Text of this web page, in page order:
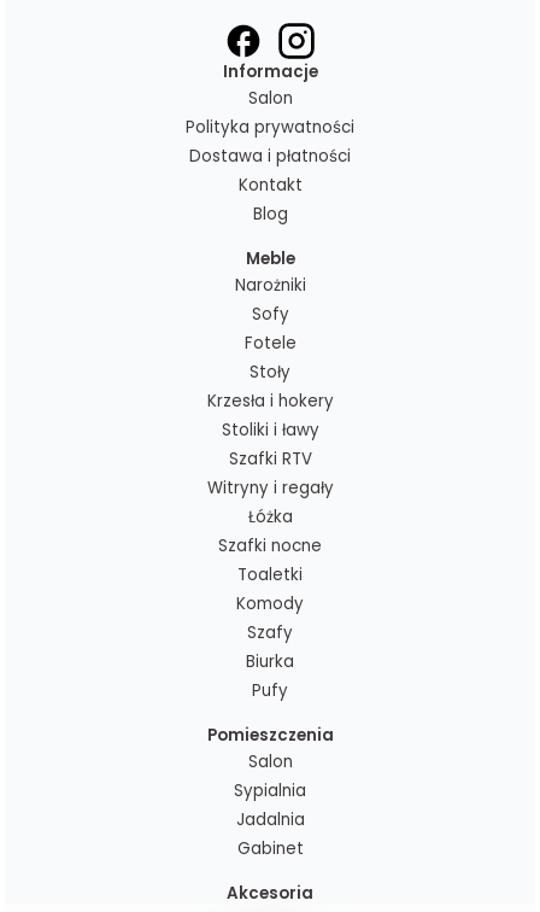
Informacje
Salon
Polityka prywatności
Dostawa i płatności
Kontakt
Blog
Meble
Narożniki
Sofy
Fotele
Stoły
Krzesła i hokery
Stoliki i ławy
Szafki RTV
Witryny i regały
Łóżka
Szafki nocne
Toaletki
Komody
Szafy
Biurka
Pufy
Pomieszczenia
Salon
Sypialnia
Jadalnia
Gabinet
Akcesoria